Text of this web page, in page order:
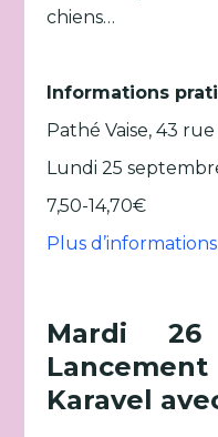
chiens…
Informations
Pathé Vaise, 43
Lundi 25
7,50-14,70€
Plus d’informations
Mardi
Karavel